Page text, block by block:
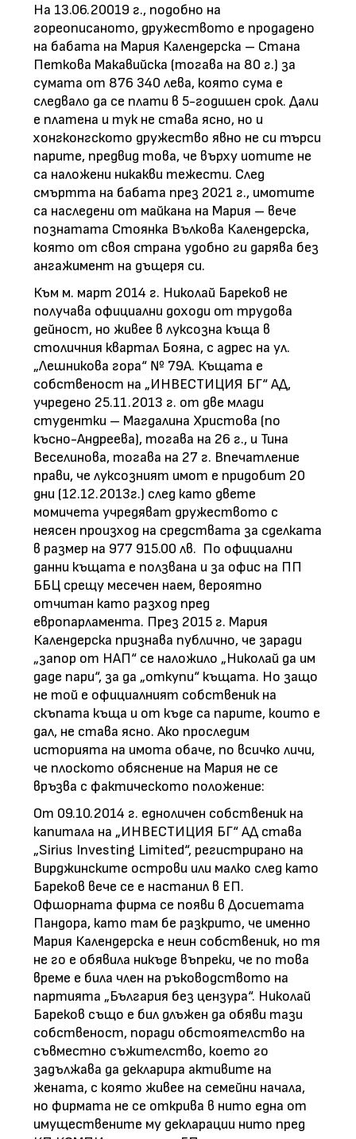
На 13.06.20019 г., подобно на
гореописаното, дружеството е продадено
на бабата на Мария Календерска – Стана
Петкова Макавийска (тогава на 80 г.) за
сумата от 876 340 лева, която сума е
следвало да се плати в 5-годишен срок. Дали
е платена и тук не става ясно, но и
хонгконгското дружество явно не си търси
парите, предвид това, че върху иотите не
са наложени никакви тежести. След
смъртта на бабата през 2021 г., имотите
са наследени от майкана на Мария – вече
познатата Стоянка Вълкова Календерска,
която от своя страна удобно ги дарява без
ангажимент на дъщеря си.
Към м. март 2014 г. Николай Бареков не
получава официални доходи от трудова
дейност, но живее в луксозна къща в
столичния квартал Бояна, с адрес на ул.
„Лешникова гора“ № 79А. Къщата е
собственост на „ИНВЕСТИЦИЯ БГ“ АД,
учредено 25.11.2013 г. от две млади
студентки – Магдалина Христова (по
късно-Андреева), тогава на 26 г., и Тина
Веселинова, тогава на 27 г. Впечатление
прави, че луксозният имот е придобит 20
дни (12.12.2013г.) след като двете
момичета учредяват дружеството с
неясен произход на средствата за сделката
в размер на 977 915.00 лв. По официални
данни къщата е ползвана и за офис на ПП
ББЦ срещу месечен наем, вероятно
отчитан като разход пред
европарламента. През 2015 г. Мария
Календерска признава публично, че заради
„запор от НАП“ се наложило „Николай да им
даде пари“, за да „откупи“ къщата. Но защо
не той е официалният собственик на
скъпата къща и от къде са парите, които е
дал, не става ясно. Ако проследим
историята на имота обаче, по всичко личи,
че плоското обяснение на Мария не се
връзва с фактическото положение:
От 09.10.2014 г. едноличен собственик на
капитала на „ИНВЕСТИЦИЯ БГ“ АД става
„Sirius Investing Limited“, регистрирано на
Вирджинските острови или малко след като
Бареков вече се е настанил в ЕП.
Офшорната фирма се появи в Досиетата
Пандора, като там бе разкрито, че именно
Мария Календерска е неин собственик, но тя
не го е обявила никъде въпреки, че по това
време е била член на ръководството на
партията „България без цензура“. Николай
Бареков също е бил длъжен да обяви тази
собственост, поради обстоятелство на
съвместно съжителство, което го
задължава да декларира активите на
жената, с която живее на семейни начала,
но фирмата не се открива в нито една от
имуществените му декларации нито пред